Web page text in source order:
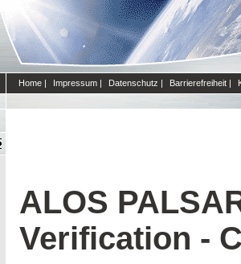
Home | Impressum | Datenschutz | Barrierefreiheit |
ALOS
Verification -